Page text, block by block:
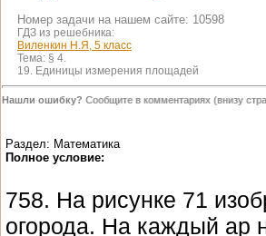
Номер задачи на нашем сайте: 10598
ГДЗ из решебника:
Виленкин Н.Я, 5 класс
Тема: § 4.
19. Единицы измерения площадей
Нашли ошибку? Сообщите в комментариях (внизу
Раздел: Математика
Полное условие:
758. На рисунке 71
огорода. На каждый ар